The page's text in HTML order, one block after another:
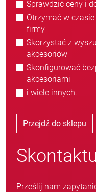
Sprawdzić ceny i
Otrzymać w
firmy
Skorzystać z
akcesoriów
Skonfigurować
akcesoriami
i wiele innych.
Przejdź do sklepu
Prześlij nam